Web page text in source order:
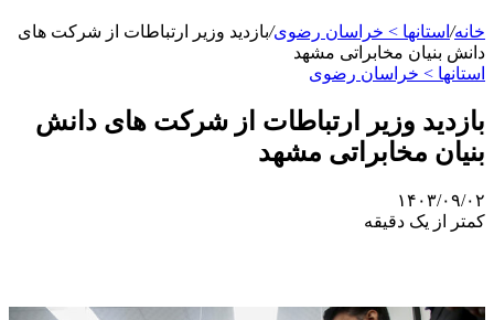
خانه/ استانها > خراسان رضوی/بازدید وزیر ارتباطات از شرکت های
دانش بنیان مخابراتی مشهد
استانها > خراسان رضوی
بازدید وزیر ارتباطات از شرکت های دانش
بنیان مخابراتی مشهد
۱۴۰۳/۰۹/۰۲
کمتر از یک دقیقه